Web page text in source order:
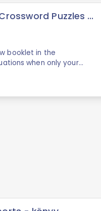
Puzzles ...
booklet in the
when only your